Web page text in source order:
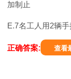
加制止
E.7名工人用2辆
正确答案: 查看